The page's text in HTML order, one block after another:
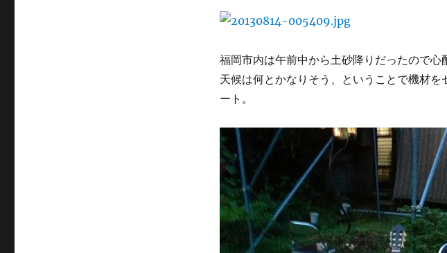
福岡市内は午前中から土砂降りだったので心
天候は何とかなりそう、ということで機材
ート。